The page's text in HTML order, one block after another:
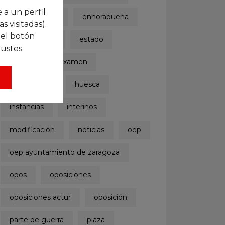
dph enhorabuena
estabilización estado
examen
huesca
instancias interinos
modificación noticias oep
oep ayuntamiento de zaragoza
opos oposiciones
oposiciones actur oposición
parte de guerra plaza
a un perfil
visitadas).
botón
.